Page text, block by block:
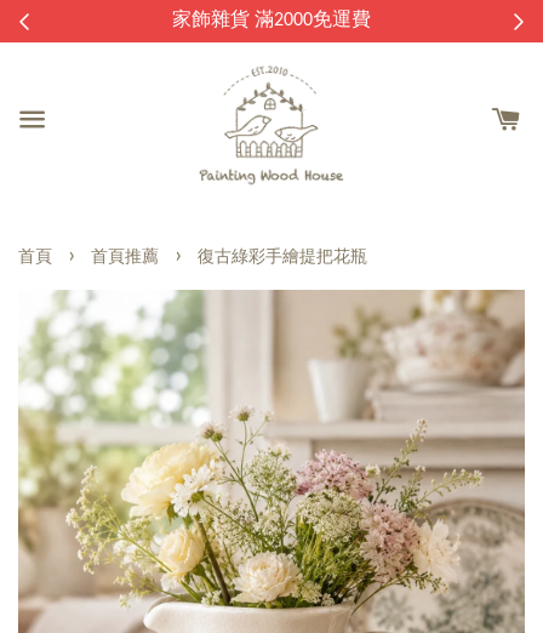
家飾雜貨 滿2000免運費
首頁 › 首頁推薦 › 復古綠彩手繪提把花瓶